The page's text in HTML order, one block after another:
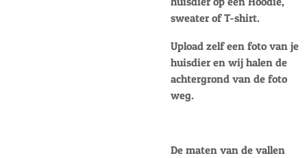
sweater of T-shirt.
Upload zelf een foto van je
huisdier en wij halen de
achtergrond van de foto
weg.
De maten van de vallen